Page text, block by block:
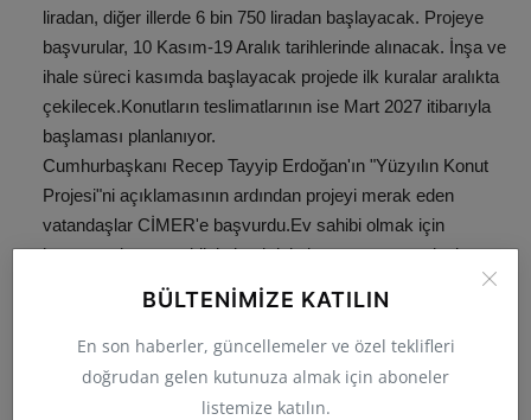
BÜLTENIMIZE KATILIN
En son haberler, güncellemeler ve özel teklifleri
doğrudan gelen kutunuza almak için aboneler
listemize katılın.
liradan, diğer illerde 6 bin 750 liradan başlayacak. Projeye
başvurular, 10 Kasım-19 Aralık tarihlerinde alınacak. İnşa ve
ihale süreci kasımda başlayacak projede ilk kuralar aralıkta
çekilecek.Konutların teslimatlarının ise Mart 2027 itibarıyla
başlaması planlanıyor.
Cumhurbaşkanı Recep Tayyip Erdoğan'ın "Yüzyılın Konut
Projesi"ni açıklamasının ardından projeyi merak eden
vatandaşlar CİMER'e başvurdu.Ev sahibi olmak için
heyecan duyan ve bilgi almak için başvuran vatandaşlar
Cumhurbaşkanı Erdoğan'a, Türkiye Cumhuriyeti Devleti'ne
ve Çevre, Şehircilik ve İklim Değişikliği Bakanı Murat
Kurum'a teşekkürlerini ifade etti.Başvurularda vatandaşlar,
"Projenin kendilerini kapsayıp kapsamadığı", "engelli çocuğu
olanlara kontenjan ayrılıp ayrılmadığı", "ikamet şartını taşıyıp